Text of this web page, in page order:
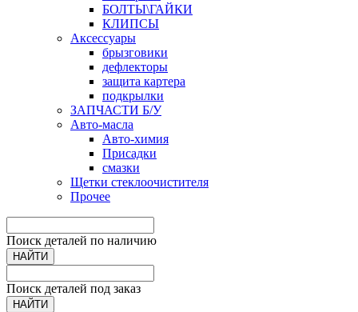
БОЛТЫ\ГАЙКИ
КЛИПСЫ
Аксессуары
брызговики
дефлекторы
защита картера
подкрылки
ЗАПЧАСТИ Б/У
Авто-масла
Авто-химия
Присадки
смазки
Щетки стеклоочистителя
Прочее
Поиск деталей по наличию
НАЙТИ
Поиск деталей под заказ
НАЙТИ